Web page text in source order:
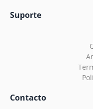
Suporte
Contacto